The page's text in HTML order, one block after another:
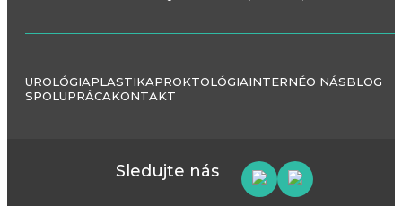
UROLÓGIAPLASTIKAPROKTOLÓGIAINTERNÉO NÁSBLOG
SPOLUPRÁCAKONTAKT
Sledujte nás